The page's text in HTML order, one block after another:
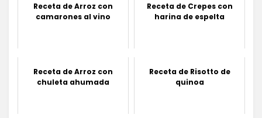
Receta de Arroz con
camarones al vino
Receta de Crepes con
harina de espelta
Receta de Arroz con
chuleta ahumada
Receta de Risotto de
quinoa